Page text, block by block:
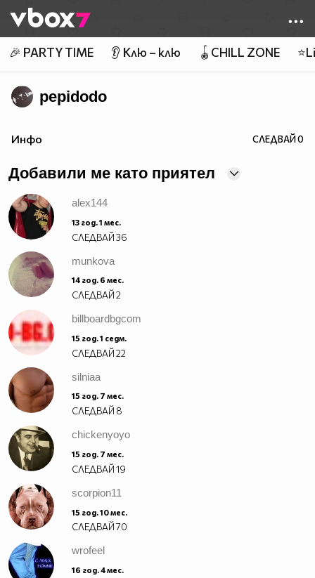
👾
🎉 PARTY TIME 👂 Клю – клю 🪀CHILL ZONE
pepidodo
Инфо СЛЕДВАЙ0
Добавили ме като приятел
alex144
13 год. 1 мес.
СЛЕДВАЙ36
munkova
14 год. 6 мес.
СЛЕДВАЙ2
billboardbgcom
15 год. 1 седм.
СЛЕДВАЙ22
silniaa
15 год. 7 мес.
СЛЕДВАЙ 8
chickenyoyo
15 год. 7 мес.
СЛЕДВАЙ19
scorpion11
15 год. 10 мес.
СЛЕДВАЙ70
wrofeel
16 год. 4 мес.